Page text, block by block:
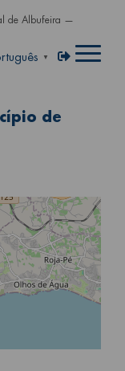
o conteúdo
de Albufeira —
a caixa de
▼ Menu de
Entrar
de